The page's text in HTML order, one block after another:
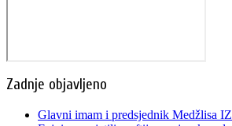
Zadnje objavljeno
Glavni imam i predsjednik Medžlisa IZ